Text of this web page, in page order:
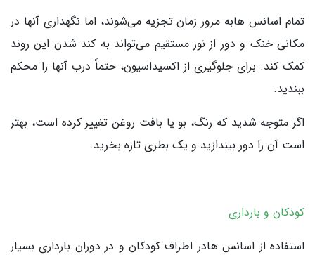
تمام اسانس هابه مرور زمان تجزیه می‌شوند، اما نگهداری آنها در
مکانی خنک و دور از نور مستقیم می‌تواند به کند شدن این روند
کمک کند. برای جلوگیری از اکسیداسیون، حتماً درب آنها را محکم
ببندید.
اگر متوجه شدید که رنگ، بو یا بافت روغن تغییر کرده است، بهتر
است آن را دور بیندازید و یک بطری تازه بخرید.
کودکان و بارداری
استفاده از اسانس هادر اطراف کودکان و در دوران بارداری بسیار